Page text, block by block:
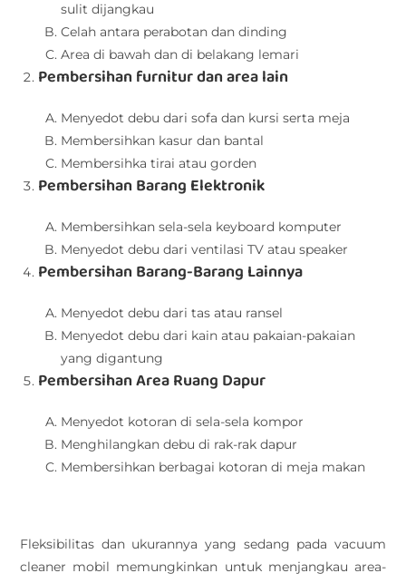
sulit dijangkau
Celah antara perabotan dan dinding
Area di bawah dan di belakang lemari
Pembersihan furnitur dan area lain
Menyedot debu dari sofa dan kursi serta meja
Membersihkan kasur dan bantal
Membersihka tirai atau gorden
Pembersihan Barang Elektronik
Membersihkan sela-sela keyboard komputer
Menyedot debu dari ventilasi TV atau speaker
Pembersihan Barang-Barang Lainnya
Menyedot debu dari tas atau ransel
Menyedot debu dari kain atau pakaian-pakaian
yang digantung
Pembersihan Area Ruang Dapur
Menyedot kotoran di sela-sela kompor
Menghilangkan debu di rak-rak dapur
Membersihkan berbagai kotoran di meja makan
Fleksibilitas dan ukurannya yang sedang pada vacuum
cleaner mobil memungkinkan untuk menjangkau area-